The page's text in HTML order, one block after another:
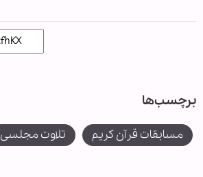
برچسب‌ها
مسابقات قرآن کریم تلاوت مجلسی